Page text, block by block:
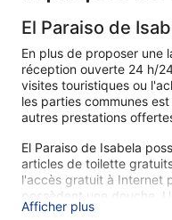
El Paraiso de
En plus de proposer une
réception ouverte 24 h/
visites touristiques ou
les parties communes
autres prestations
El Paraiso de Isabela
articles de toilette
l'accès gratuit à Internet
possèdent une douche.
tous les jours et des
Afficher plus